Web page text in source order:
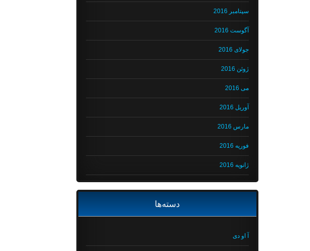
سپتامبر 2016
آگوست 2016
جولای 2016
ژوئن 2016
می 2016
آوریل 2016
مارس 2016
فوریه 2016
ژانویه 2016
دسته‌ها
آ او دی